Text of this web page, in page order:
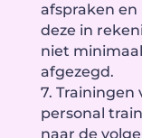
afspraken
deze in
niet
afgezegd.
7.
personal
naar de